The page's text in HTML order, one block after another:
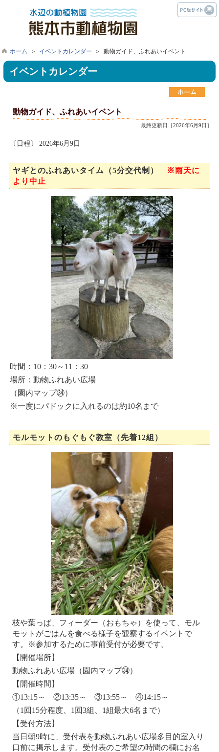
ホーム ＞ イベントカレンダー ＞ 動物ガイド、ふれあいイベント
イベントカレンダー
動物ガイド、ふれあいイベント
最終更新日［2026年6月9日］
〔日程〕 2026年6月9日
ヤギとのふれあいタイム（5分交代制）
※雨天に
より中止
時間：10：30～11：30
場所：動物ふれあい広場
（園内マップ㉞）
※一度にパドックに入れるのは約10名まで
モルモットのもぐもぐ教室（先着12組）
枝や葉っぱ、フィーダー（おもちゃ）を使って、モル
モットがごはんを食べる様子を観察するイベントで
す。※参加するために事前受付が必要です。
【開催場所】
動物ふれあい広場（園内マップ㉞）
【開催時間】
①13:15～ ②13:35～ ③13:55～ ④14:15～
（1回15分程度、1回3組、1組最大6名まで）
【受付方法】
当日朝9時に、受付表を動物ふれあい広場多目的室入り
口前に掲示します。受付表のご希望の時間の欄にお名